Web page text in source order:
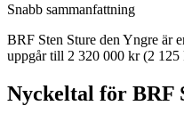
Snabb sammanfattning
BRF Sten Sture den Yngre är
uppgår till 2 320 000 kr (2 125
Nyckeltal för BRF